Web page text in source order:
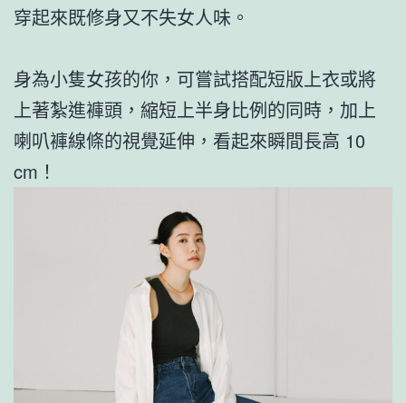
穿起來既修身又不失女人味。
身為小隻女孩的你，可嘗試搭配短版上衣或將
上著紮進褲頭，縮短上半身比例的同時，加上
喇叭褲線條的視覺延伸，看起來瞬間長高 10
cm！